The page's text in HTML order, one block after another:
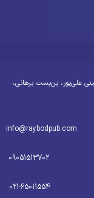
علی‌پور، بن‌بست برهانی،
info@raybodpub.com
09051513702
021-65011554